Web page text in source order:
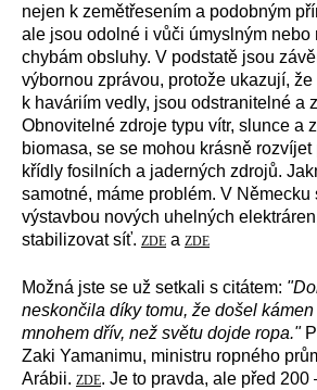
nejen k zemětřesením a podobným
ale jsou odolné i vůči úmyslným nebo
chybám obsluhy. V podstatě jsou
výbornou zprávou, protože ukazují, že
k haváriím vedly, jsou odstranitelné a
Obnovitelné zdroje typu vítr, slunce a
biomasa, se se mohou krásně
křídly fosilních a jaderných zdrojů.
samotné, máme problém. V Německu
výstavbou nových uhelných
stabilizovat síť. ZDE a ZDE
Možná jste se už setkali s citátem:
neskončila díky tomu, že došel
mnohem dřív, než světu dojde ropa."
Zaki Yamanimu, ministru ropného
Arábii. ZDE. Je to pravda, ale před